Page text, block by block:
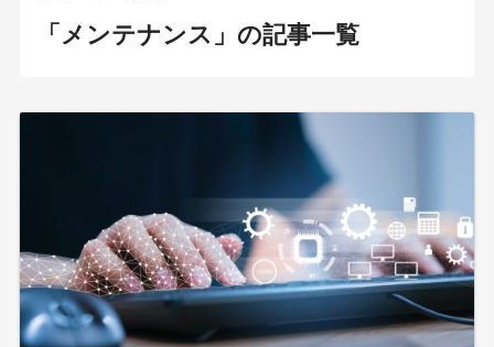
「メンテナンス」の記事一覧